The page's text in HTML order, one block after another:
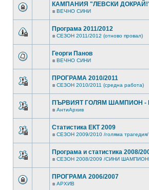
КАМПАНИЯ "ЛЕВСКИ
в ВЕЧНО СИНИ
Програма 2011/2012
в СЕЗОН 2011/2012 (отново провал)
Георги Панов
в ВЕЧНО СИНИ
ПРОГРАМА 2010/2011
в СЕЗОН 2010/2011 (средна работа)
ПЪРВИЯТ ГОЛЯМ ШАМПИОН -
в АнтиАрхив
Статистика ЕКТ 2009
в СЕЗОН 2009/2010 /голяма трагедия/
Програма и статистика 2008/
в СЕЗОН 2008/2009 /СИНИ
ПРОГРАМА 2006/2007
в АРХИВ